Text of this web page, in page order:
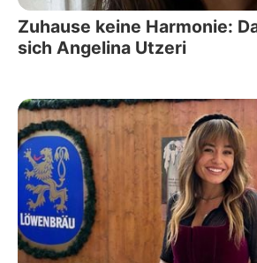
Zuhause keine Harmonie:
sich Angelina Utzeri